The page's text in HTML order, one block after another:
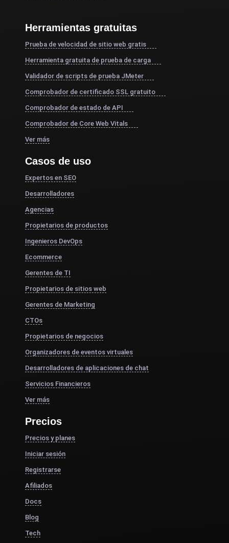
Herramientas gratuitas
Prueba de velocidad de sitio web gratis
Herramienta gratuita de prueba de carga
Validador de scripts de prueba JMeter
Comprobador de certificado SSL gratuito
Comprobador de estado de API
Comprobador de Core Web Vitals
Ver más
Casos de uso
Expertos en SEO
Desarrolladores
Agencias
Propietarios de productos
Ingenieros DevOps
Ecommerce
Gerentes de TI
Propietarios de sitios web
Gerentes de Marketing
CTOs
Propietarios de negocios
Organizadores de eventos virtuales
Desarrolladores de aplicaciones de chat
Servicios Financieros
Ver más
Precios
Precios y planes
Iniciar sesión
Registrarse
Afiliados
Docs
Blog
Tech